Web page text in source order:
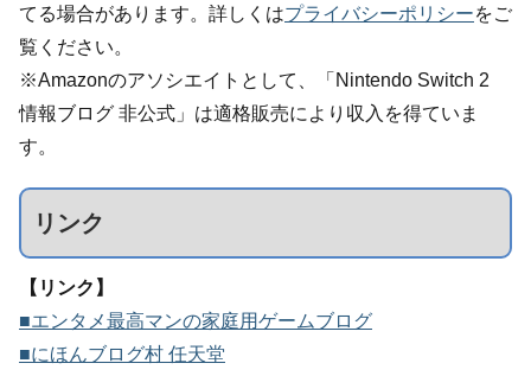
てる場合があります。詳しくはプライバシーポリシーをご
覧ください。
※Amazonのアソシエイトとして、「Nintendo Switch 2
情報ブログ 非公式」は適格販売により収入を得ていま
す。
リンク
【リンク】
■エンタメ最高マンの家庭用ゲームブログ
■にほんブログ村 任天堂